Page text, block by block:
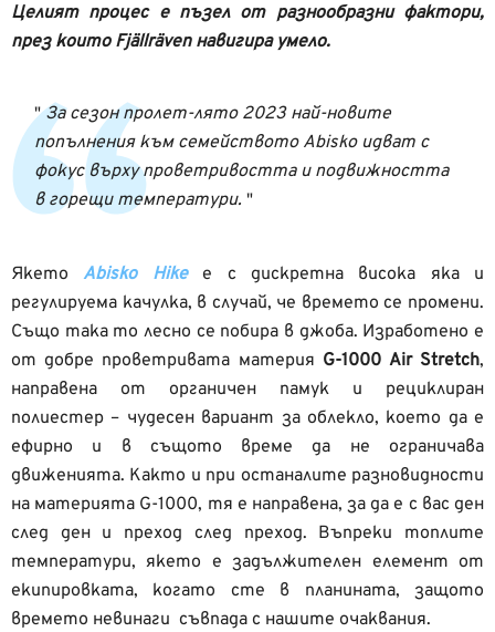
Целият процес е пъзел от разнообразни фактори,
през които Fjällräven навигира умело.
За сезон пролет-лято 2023 най-новите
попълнения към семейството Abisko идват с
фокус върху проветривостта и подвижността
в горещи температури.
ЯкетоAbisko Hike
е с дискретна висока яка и
регулируема качулка, в случай, че времето се промени.
Също така то лесно се побира в джоба. Изработено е
от добре проветривата материя G-1000 Air Stretch,
направена от органичен памук и рециклиран
полиестер – чудесен вариант за облекло, което да е
ефирно и в същото време да не ограничава
движенията. Както и при останалите разновидности
на материята G-1000, тя е направена, за да е с вас ден
след ден и преход след преход. Въпреки топлите
температури, якето е задължителен елемент от
екипировката, когато сте в планината, защото
времето невинаги съвпада с нашите очаквания.